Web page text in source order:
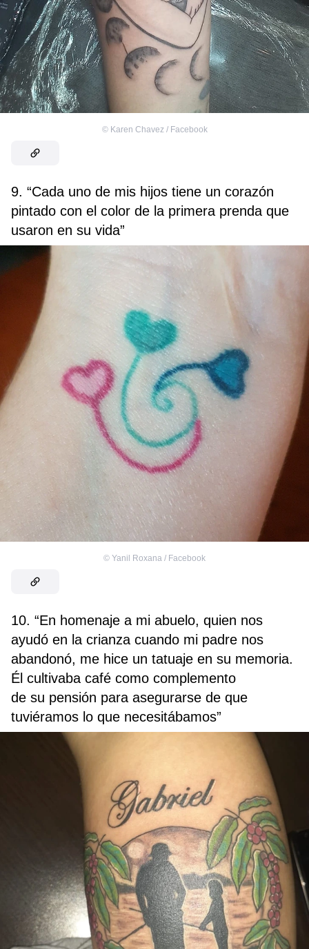
© Karen Chavez / Facebook
9. “Cada uno de mis hijos tiene un corazón
pintado con el color de la primera prenda que
usaron en su vida”
© Yanil Roxana / Facebook
10. “En homenaje a mi abuelo, quien nos
ayudó en la crianza cuando mi padre nos
abandonó, me hice un tatuaje en su memoria.
Él cultivaba café como complemento
de su pensión para asegurarse de que
tuviéramos lo que necesitábamos”